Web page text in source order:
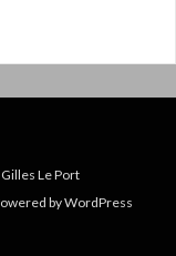
Gilles Le Port
byWordPress